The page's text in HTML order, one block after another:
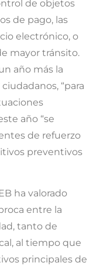
de objetos
de pago, las
electrónico, o
mayor tránsito.
año más la
“para
año “se
de refuerzo
preventivos
ha valorado
entre la
tanto de
al tiempo que
principales de